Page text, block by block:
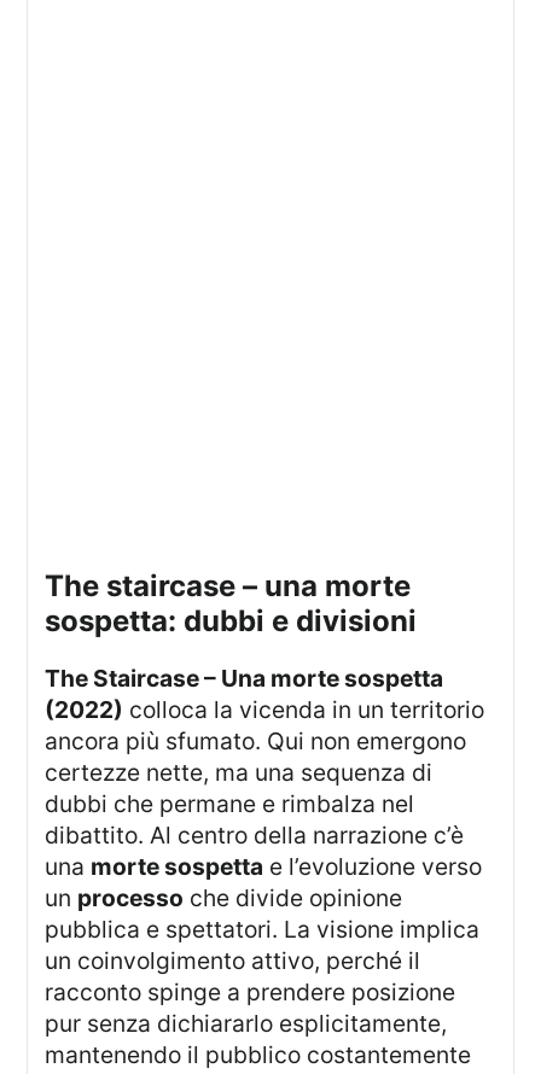
the staircase – una morte
sospetta: dubbi e divisioni
The Staircase – Una morte sospetta
(2022) colloca la vicenda in un territorio
ancora più sfumato. Qui non emergono
certezze nette, ma una sequenza di
dubbi che permane e rimbalza nel
dibattito. Al centro della narrazione c’è
una morte sospetta e l’evoluzione verso
un processo che divide opinione
pubblica e spettatori. La visione implica
un coinvolgimento attivo, perché il
racconto spinge a prendere posizione
pur senza dichiararlo esplicitamente,
mantenendo il pubblico costantemente